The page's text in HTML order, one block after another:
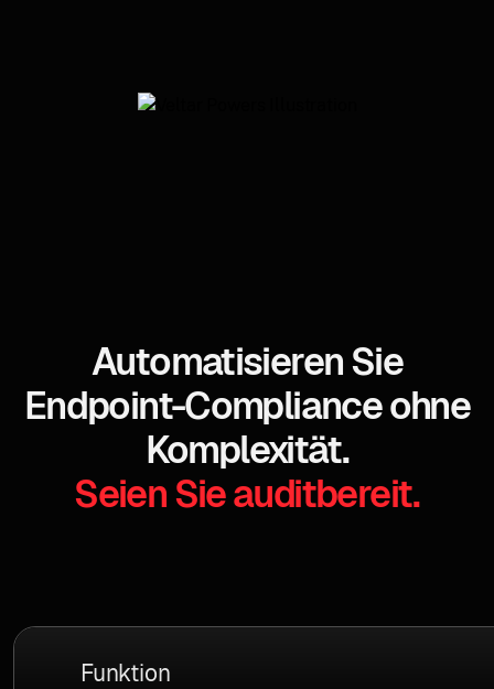
Automatisieren Sie
Endpoint-Compliance ohne
Komplexität.
Seien Sie auditbereit.
Funktion